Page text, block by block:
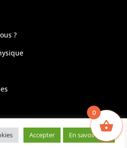
?
Accepter En savoir plus
0